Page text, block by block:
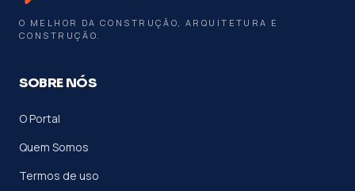
O MELHOR DA CONSTRUÇÃO, ARQUITETURA E
CONSTRUÇÃO.
SOBRE NÓS
O Portal
Quem Somos
Termos de uso